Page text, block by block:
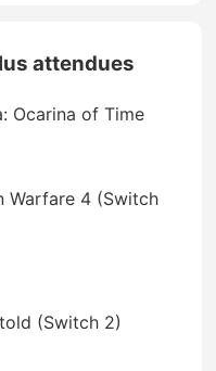
attendues
Ocarina of Time
Warfare 4 (Switch
(Switch 2)